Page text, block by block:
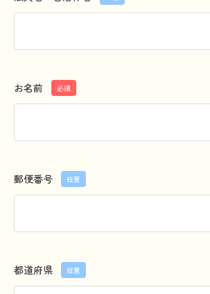
お名前 必須
郵便番号 任意
都道府県 任意